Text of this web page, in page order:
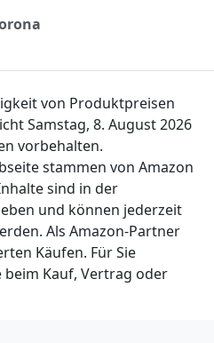
von Produktpreisen
Samstag, 8. August 2026
vorbehalten.
stammen von Amazon
sind in der
und können jederzeit
Als Amazon-Partner
Käufen. Für Sie
Kauf, Vertrag oder